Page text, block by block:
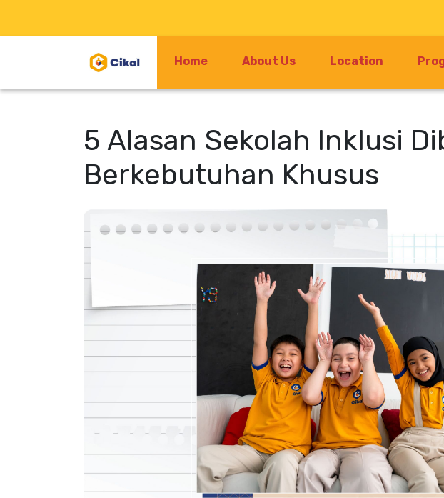
Home About Us Location
5 Alasan Sekolah Inklusi
Berkebutuhan Khusus